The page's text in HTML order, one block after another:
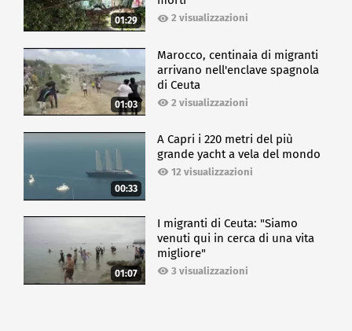
01:29 2 visualizzazioni
01:03
Marocco, centinaia di migranti
arrivano nell'enclave spagnola
di Ceuta
2 visualizzazioni
00:33
A Capri i 220 metri del più
grande yacht a vela del mondo
12 visualizzazioni
01:07
I migranti di Ceuta: "Siamo
venuti qui in cerca di una vita
migliore"
3 visualizzazioni